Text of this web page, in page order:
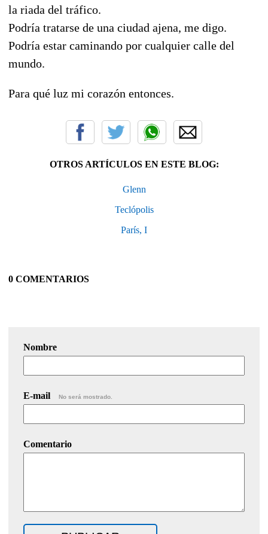
la riada del tráfico.
Podría tratarse de una ciudad ajena, me digo.
Podría estar caminando por cualquier calle del
mundo.
Para qué luz mi corazón entonces.
OTROS ARTÍCULOS EN ESTE BLOG:
Glenn
Teclópolis
París, I
0 COMENTARIOS
Nombre
E-mail No será mostrado.
Comentario